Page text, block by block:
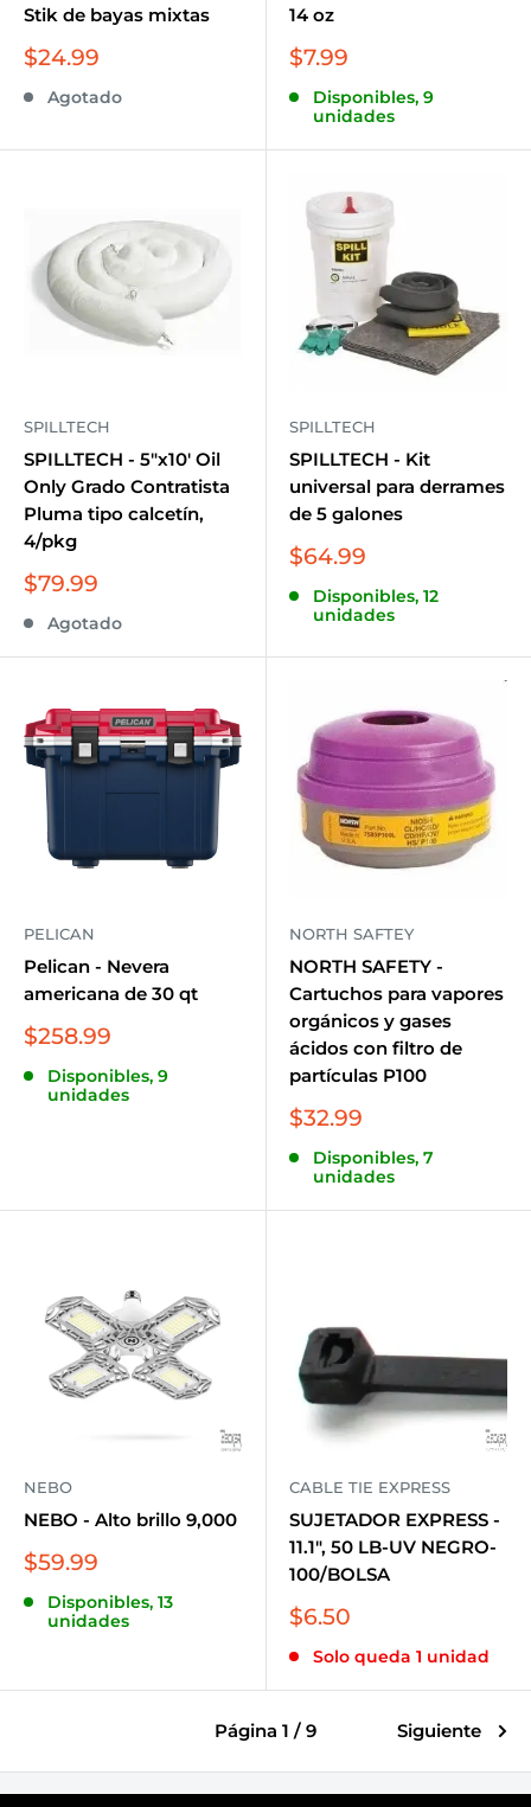
Stik de bayas mixtas
Precio
venta
$24.99
Agotado
14 oz
Precio
venta
$7.99
Disponibles, 9
unidades
SPILLTECH
SPILLTECH - 5"x10' Oil
Only Grado Contratista
Pluma tipo calcetín,
4/pkg
Precio
venta
$79.99
Agotado
SPILLTECH
SPILLTECH - Kit
universal para derrames
de 5 galones
Precio
venta
$64.99
Disponibles, 12
unidades
PELICAN
Pelican - Nevera
americana de 30 qt
Precio
venta
$258.99
Disponibles, 9
unidades
NORTH SAFTEY
NORTH SAFETY -
Cartuchos para vapores
orgánicos y gases
ácidos con filtro de
partículas P100
Precio
venta
$32.99
Disponibles, 7
unidades
NEBO
NEBO - Alto brillo 9,000
Precio
venta
$59.99
Disponibles, 13
unidades
CABLE TIE EXPRESS
SUJETADOR EXPRESS -
11.1", 50 LB-UV NEGRO-
100/BOLSA
Precio
venta
$6.50
Solo queda 1 unidad
Página 1 / 9 Siguiente